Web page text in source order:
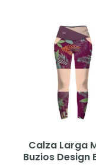
Calza Larga
Buzios Design